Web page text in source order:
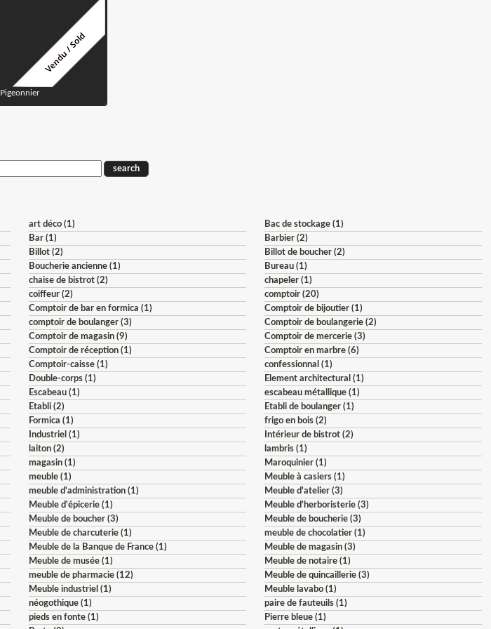
Pigeonnier
art déco (1)
Bac de stockage (1)
Bar (1)
Barbier (2)
Billot (2)
Billot de boucher (2)
Boucherie ancienne (1)
Bureau (1)
chaise de bistrot (2)
chapeler (1)
coiffeur (2)
comptoir (20)
Comptoir de bar en formica (1)
Comptoir de bijoutier (1)
comptoir de boulanger (3)
Comptoir de boulangerie (2)
Comptoir de magasin (9)
Comptoir de mercerie (3)
Comptoir de réception (1)
Comptoir en marbre (6)
Comptoir-caisse (1)
confessionnal (1)
Double-corps (1)
Element architectural (1)
Escabeau (1)
escabeau métallique (1)
Etabli (2)
Etabli de boulanger (1)
Formica (1)
frigo en bois (2)
Industriel (1)
Intérieur de bistrot (2)
laiton (2)
lambris (1)
magasin (1)
Maroquinier (1)
meuble (1)
Meuble à casiers (1)
meuble d'administration (1)
Meuble d'atelier (3)
Meuble d'épicerie (1)
Meuble d'herboristerie (3)
Meuble de boucher (3)
Meuble de boucherie (3)
Meuble de charcuterie (1)
meuble de chocolatier (1)
Meuble de la Banque de France (1)
Meuble de magasin (3)
Meuble de musée (1)
Meuble de notaire (1)
meuble de pharmacie (12)
Meuble de quincaillerie (3)
Meuble industriel (1)
Meuble lavabo (1)
néogothique (1)
paire de fauteuils (1)
pieds en fonte (1)
Pierre bleue (1)